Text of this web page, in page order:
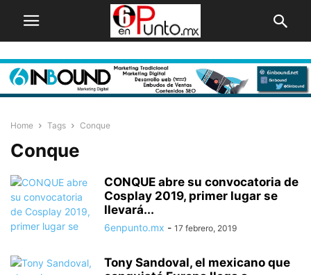
Home Tags Conque
Conque
CONQUE abre su convocatoria de
Cosplay 2019, primer lugar se
llevará...
6enpunto.mx - 17 febrero, 2019
Tony Sandoval, el mexicano que